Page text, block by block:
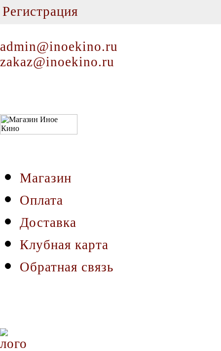
Регистрация
admin@inoekino.ru
zakaz@inoekino.ru
Магазин
Оплата
Доставка
Клубная карта
Обратная связь